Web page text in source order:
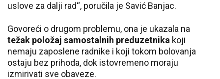
uslove za dalji rad“, poručila je Savić Banjac.
Govoreći o drugom problemu, ona je ukazala na
težak položaj samostalnih preduzetnika koji
nemaju zaposlene radnike i koji tokom bolovanja
ostaju bez prihoda, dok istovremeno moraju
izmirivati sve obaveze.